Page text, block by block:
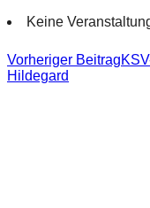
Keine
Vorheriger Beitrag
Hildegard